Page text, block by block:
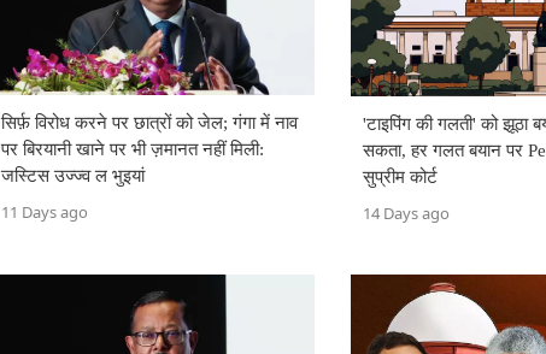
सिर्फ़ विरोध करने पर छात्रों को जेल; गंगा में नाव
पर बिरयानी खाने पर भी ज़मानत नहीं मिली:
जस्टिस उज्ज्व ल भुइयां
11 Days ago
'टाइपिंग की गलती' को झूठा
सकता, हर गलत बयान पर
सुप्रीम कोर्ट
14 Days ago